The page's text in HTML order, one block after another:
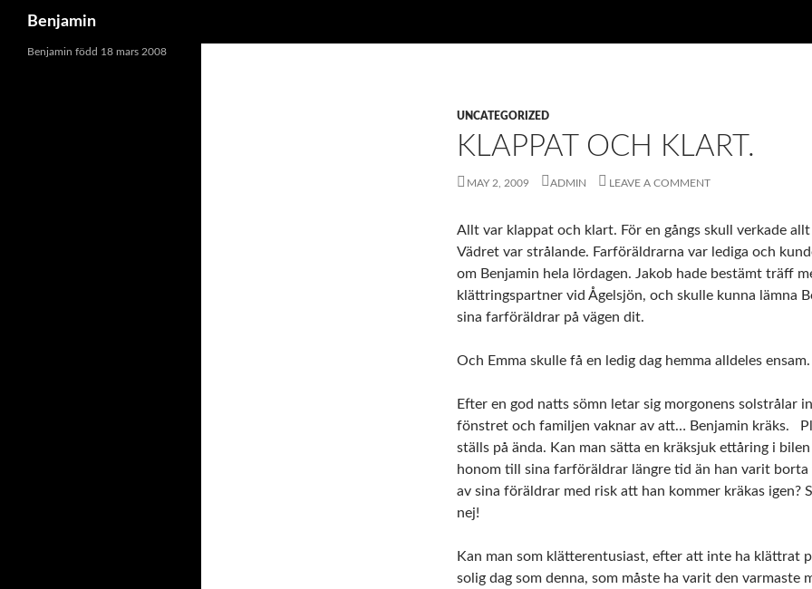
Benjamin
UNCATEGORIZED
KLAPPAT OCH KLART.
MAY 2, 2009 ADMIN LEAVE A COMMENT
Allt var klappat och klart. För en gångs skull verkade
Vädret var strålande. Farföräldrarna var lediga och
om Benjamin hela lördagen. Jakob hade bestämt träff
klättringspartner vid Ågelsjön, och skulle kunna lämna
sina farföräldrar på vägen dit.
Och Emma skulle få en ledig dag hemma alldeles ensam.
Efter en god natts sömn letar sig morgonens solstrålar
fönstret och familjen vaknar av att… Benjamin kräks.
ställs på ända. Kan man sätta en kräksjuk ettåring i
honom till sina farföräldrar längre tid än han varit borta
av sina föräldrar med risk att han kommer kräkas igen?
nej!
Kan man som klätterentusiast, efter att inte ha klättrat
solig dag som denna, som måste ha varit den varmaste
Benjamin född 18 mars 2008